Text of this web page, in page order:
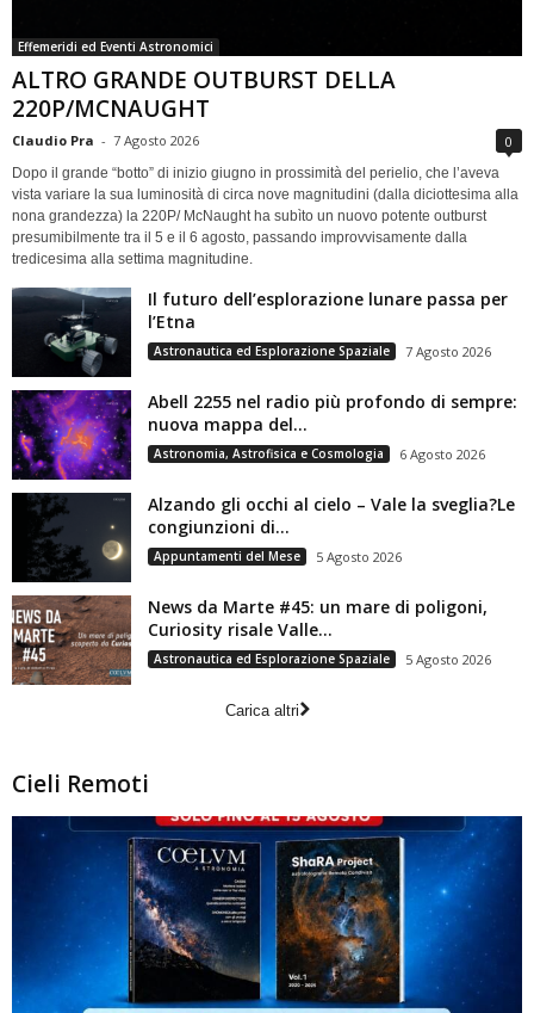
Effemeridi ed Eventi Astronomici
ALTRO GRANDE OUTBURST DELLA
220P/MCNAUGHT
Claudio Pra - 7 Agosto 2026 0
Dopo il grande “botto” di inizio giugno in prossimità del perielio, che l’aveva
vista variare la sua luminosità di circa nove magnitudini (dalla diciottesima alla
nona grandezza) la 220P/ McNaught ha subìto un nuovo potente outburst
presumibilmente tra il 5 e il 6 agosto, passando improvvisamente dalla
tredicesima alla settima magnitudine.
Il futuro dell’esplorazione lunare passa per
l’Etna
Astronautica ed Esplorazione Spaziale 7 Agosto 2026
Abell 2255 nel radio più profondo di sempre:
nuova mappa del...
Astronomia, Astrofisica e Cosmologia 6 Agosto 2026
Alzando gli occhi al cielo – Vale la sveglia?Le
congiunzioni di...
Appuntamenti del Mese 5 Agosto 2026
News da Marte #45: un mare di poligoni,
Curiosity risale Valle...
Astronautica ed Esplorazione Spaziale 5 Agosto 2026
Carica altri
Cieli Remoti